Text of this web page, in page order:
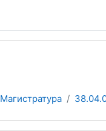
Магистратура